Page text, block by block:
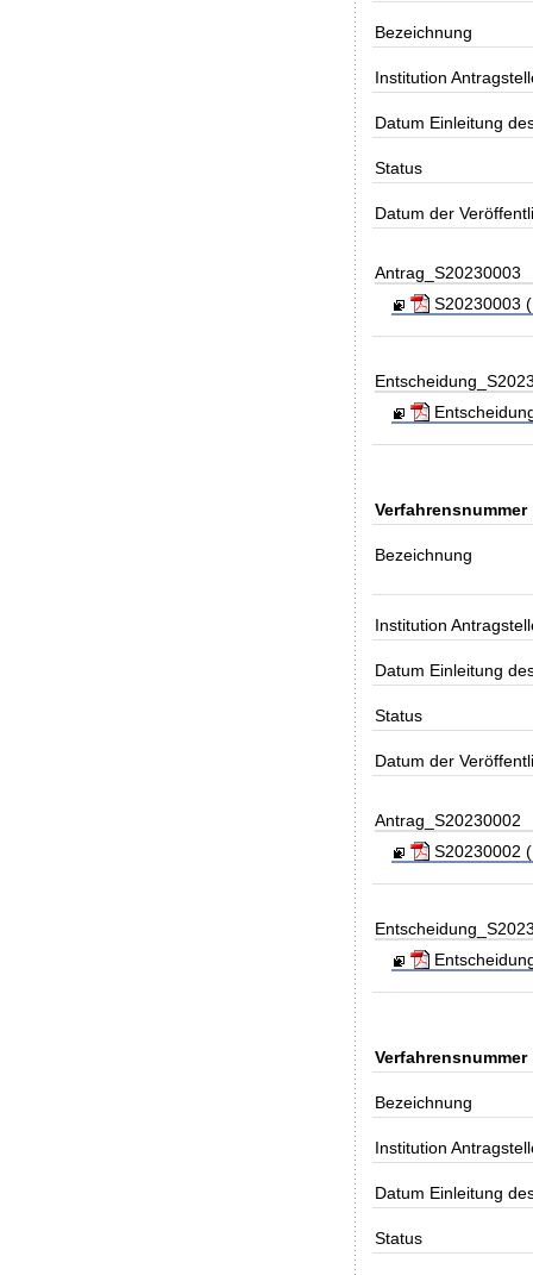
Bezeichnung
Institution
Datum Einleitung
Status
Datum der
Antrag_S20230003
S20230003
Verfahrensnummer
Bezeichnung
Institution
Datum Einleitung
Status
Datum der
Antrag_S20230002
S20230002
Verfahrensnummer
Bezeichnung
Institution
Datum Einleitung
Status